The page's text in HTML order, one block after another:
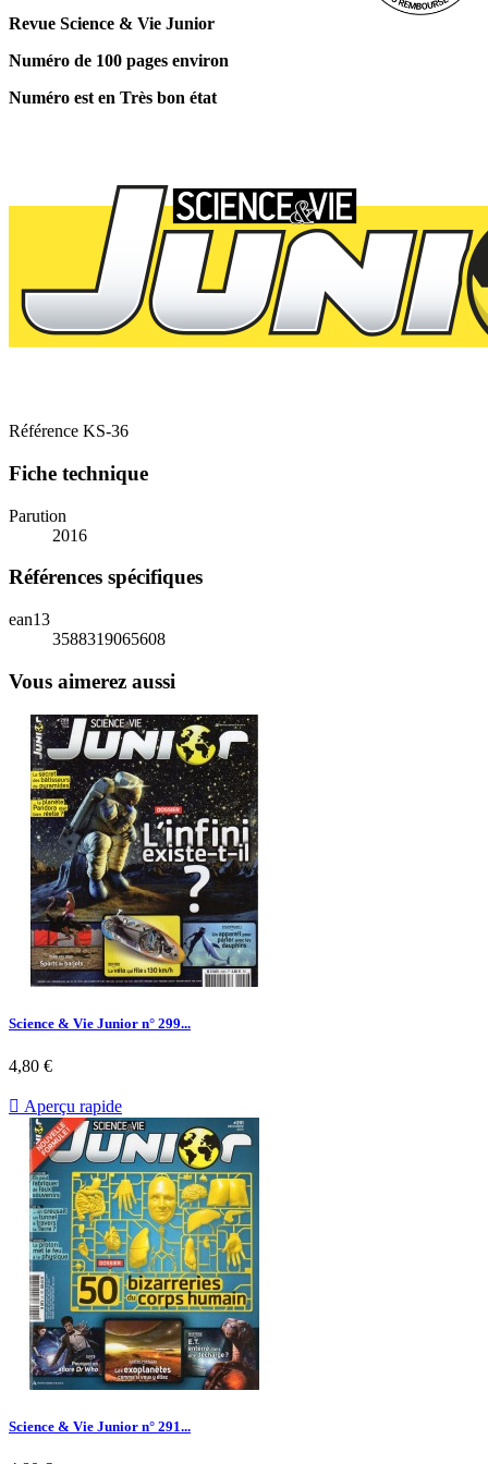
Revue Science & Vie Junior
Numéro de 100 pages environ
Numéro est en Très bon état
Référence KS-36
Fiche technique
Parution
2016
Références spécifiques
ean13
3588319065608
Vous aimerez aussi
Science & Vie Junior n° 299...
Prix
4,80 €
 Aperçu rapide
Science & Vie Junior n° 291...